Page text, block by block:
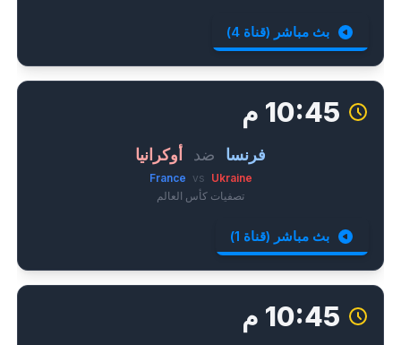
بث مباشر (قناة 4)
10:45 م
فرنسا ضد أوكرانيا
France vs Ukraine
تصفيات كأس العالم
بث مباشر (قناة 1)
10:45 م